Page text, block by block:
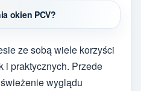
okien PCV?
ze sobą wiele korzyści
i praktycznych. Przede
wyglądu